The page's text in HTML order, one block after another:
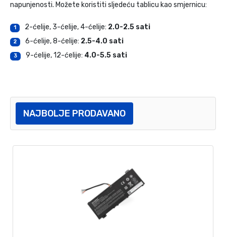
napunjenosti. Možete koristiti sljedeću tablicu kao smjernicu:
1 2-ćelije, 3-ćelije, 4-ćelije: 2.0-2.5 sati
2 6-ćelije, 8-ćelije: 2.5-4.0 sati
3 9-ćelije, 12-ćelije: 4.0-5.5 sati
NAJBOLJE PRODAVANO